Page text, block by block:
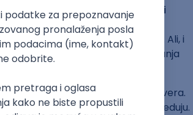
se ne mogu porediti.Softverski
i složenijim aktivnostima i
sa tim su iviše cenjeni i plaćeni
. Ali, i
jednog ciklusa svog obrazovanja
samo deo procesa razvoja softvera.
se veoma brzo menjaju i napreduju.